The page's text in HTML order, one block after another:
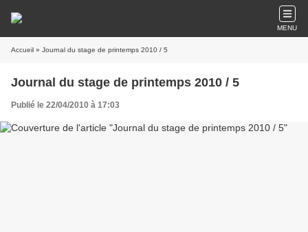
MENU
Accueil » Journal du stage de printemps 2010 / 5
Journal du stage de printemps 2010 / 5
Publié le 22/04/2010 à 17:03